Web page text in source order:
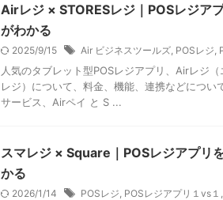
Airレジ × STORESレジ｜POSレジア
がわかる
2025/9/15 Air ビジネスツールズ POSレジ
人気のタブレット型POSレジアプリ、Airレジ
レジ）について、料金、機能、連携などにつ
サービス、Airペイ と S ...
スマレジ × Square｜POSレジアプリ
かる
2026/1/14 POSレジ POSレジアプリ１vs１